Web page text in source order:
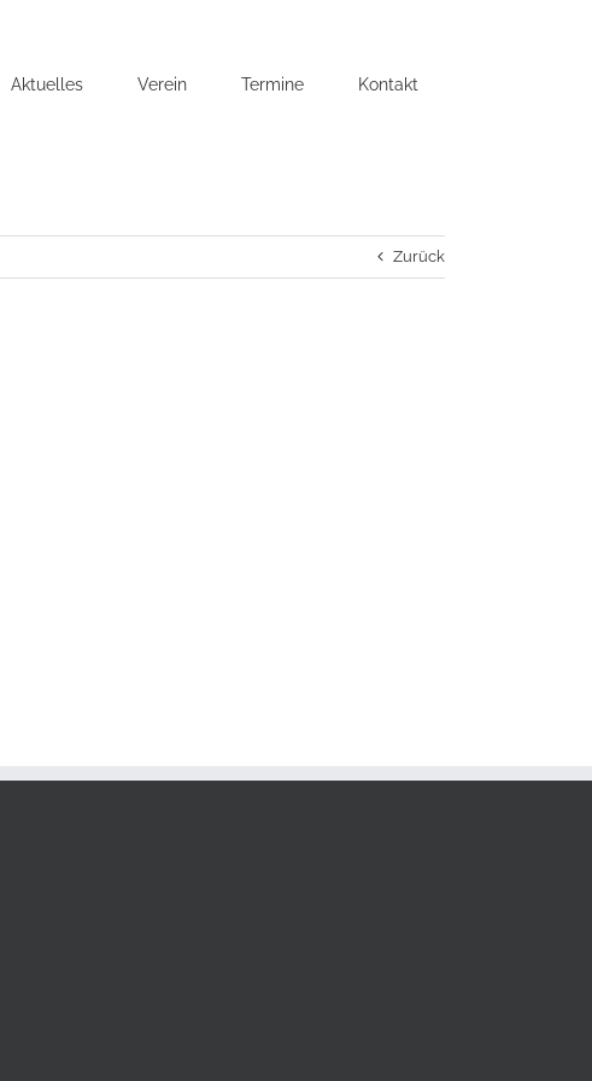
Aktuelles Verein Termine Kontakt
Zurück